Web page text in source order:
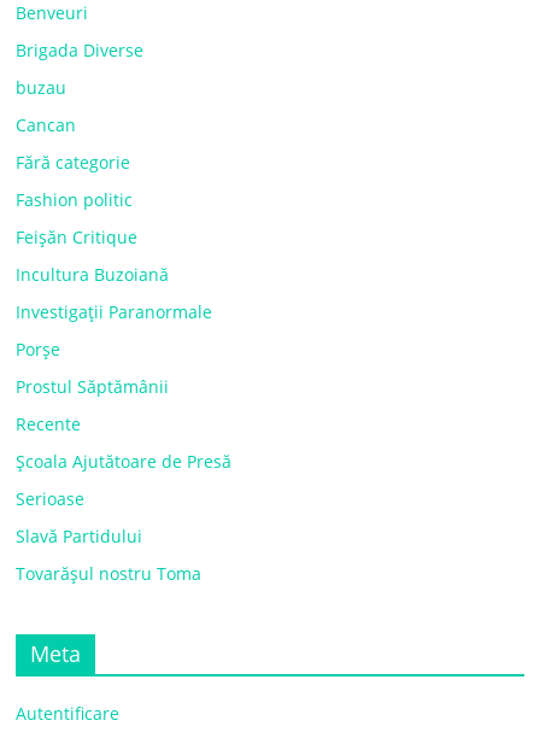
Benveuri
Brigada Diverse
buzau
Cancan
Fără categorie
Fashion politic
Feișăn Critique
Incultura Buzoiană
Investigații Paranormale
Porșe
Prostul Săptămânii
Recente
Școala Ajutătoare de Presă
Serioase
Slavă Partidului
Tovarășul nostru Toma
Meta
Autentificare